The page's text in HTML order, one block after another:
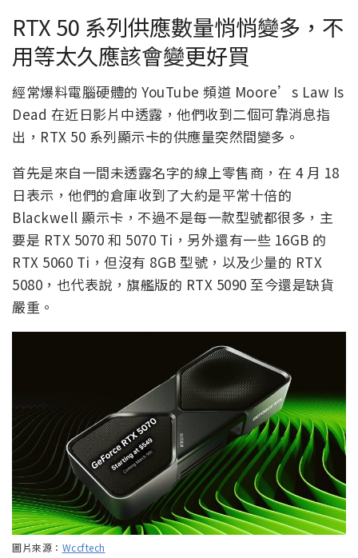
RTX 50 系列供應數量悄悄變多，不
用等太久應該會變更好買
經常爆料電腦硬體的 YouTube 頻道 Moore’s Law Is
Dead 在近日影片中透露，他們收到二個可靠消息指
出，RTX 50 系列顯示卡的供應量突然間變多。
首先是來自一間未透露名字的線上零售商，在 4 月 18
日表示，他們的倉庫收到了大約是平常十倍的
Blackwell 顯示卡，不過不是每一款型號都很多，主
要是 RTX 5070 和 5070 Ti，另外還有一些 16GB 的
RTX 5060 Ti，但沒有 8GB 型號，以及少量的 RTX
5080，也代表說，旗艦版的 RTX 5090 至今還是缺貨
嚴重。
圖片來源： Wccftech